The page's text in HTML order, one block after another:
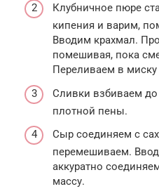
Клубничное пюре
кипения и варим,
Вводим крахмал.
помешивая, пока
Переливаем в
Сливки взбиваем до
плотной пены.
Сыр соединяем с
перемешиваем.
аккуратно
массу.